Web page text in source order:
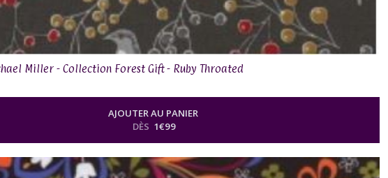
Miller - Collection Forest Gift - Ruby Throated
AJOUTER AU PANIER
DÈS 1€99